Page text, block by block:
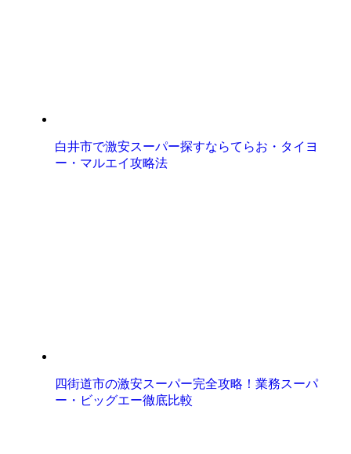
白井市で激安スーパー探すならてらお・タイヨ
ー・マルエイ攻略法
四街道市の激安スーパー完全攻略！業務スーパ
ー・ビッグエー徹底比較